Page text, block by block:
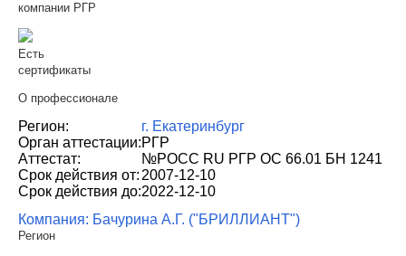
компании РГР
Есть
сертификаты
О профессионале
Регион:
г. Екатеринбург
Орган аттестации:РГР
Аттестат:
№РОСС RU РГР ОС 66.01 БН 1241
Срок действия от: 2007-12-10
Срок действия до:2022-12-10
Компания: Бачурина А.Г. ("БРИЛЛИАНТ")
Регион